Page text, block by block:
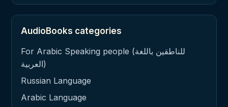
AudioBooks categories
For Arabic Speaking people (للناطقين باللغة
العربية)
Russian Language
Arabic Language